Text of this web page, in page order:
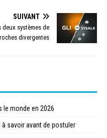
SUIVANT
deux systèmes de
divergentes
le monde en 2026
savoir avant de postuler